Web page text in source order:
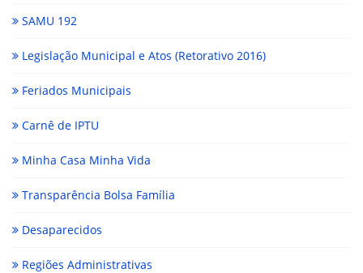
SAMU 192
Legislação Municipal e Atos (Retorativo 2016)
Feriados Municipais
Carnê de IPTU
Minha Casa Minha Vida
Transparência Bolsa Família
Desaparecidos
Regiões Administrativas